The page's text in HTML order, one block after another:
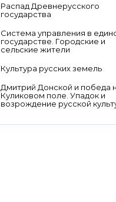
Распад Древнерусского
государства
Система управления в
государстве. Городские и
сельские жители
Культура русских земель
Дмитрий Донской и победа
Куликовом поле. Упадок и
возрождение русской